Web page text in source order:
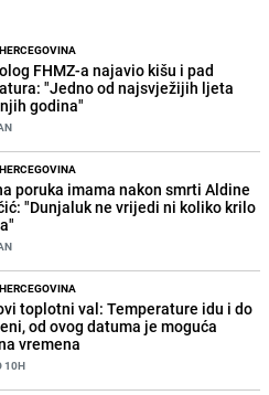
FHMZ-a najavio kišu i pad
"Jedno od najsvježijih ljeta
godina"
poruka imama nakon smrti Aldine
"Dunjaluk ne vrijedi ni koliko krilo
toplotni val: Temperature idu i do
od ovog datuma je moguća
vremena
10H